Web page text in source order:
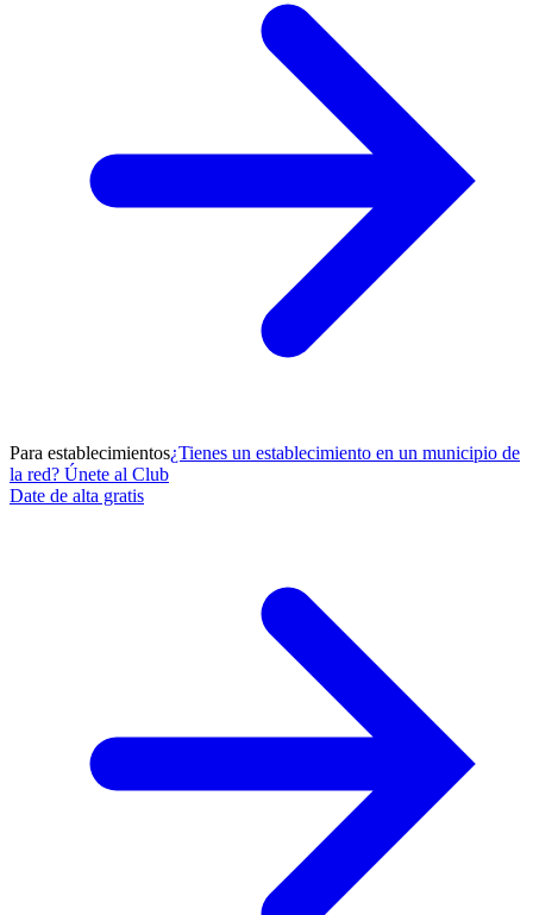
Para establecimientos¿Tienes un establecimiento en un municipio de
la red? Únete al Club
Date de alta gratis